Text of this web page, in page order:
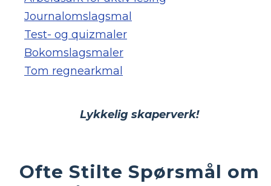
Journalomslagsmal
Test- og quizmaler
Bokomslagsmaler
Tom regnearkmal
Lykkelig skaperverk!
Ofte Stilte Spørsmål om